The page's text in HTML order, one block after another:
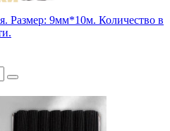
Размер: 9мм*10м. Количество в